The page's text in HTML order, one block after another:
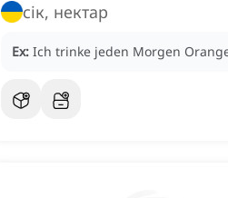
сік, нектар
Ex: Ich trinke jeden Morgen